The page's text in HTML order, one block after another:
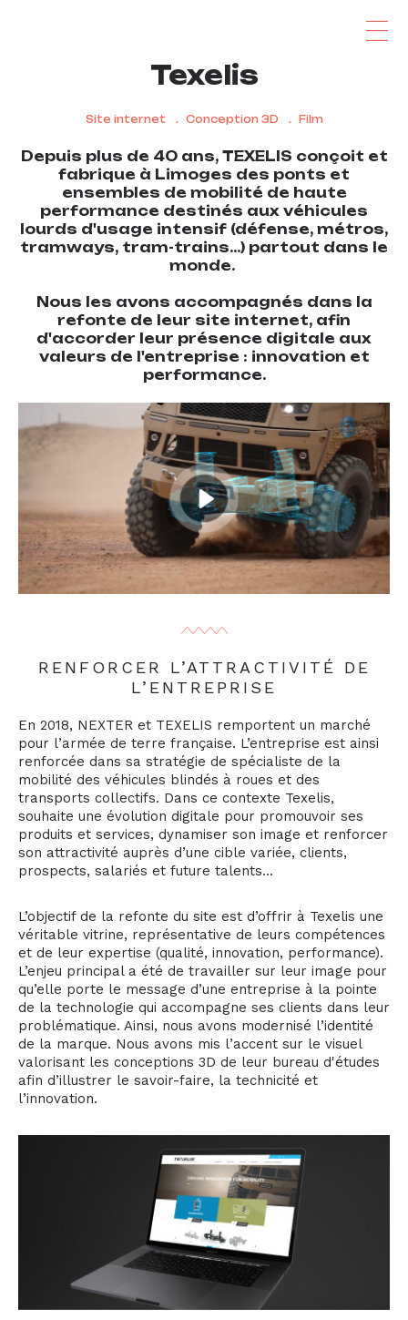
Texelis
Site internet Conception 3D Film
Depuis plus de 40 ans, TEXELIS conçoit et
fabrique à Limoges des ponts et
ensembles de mobilité de haute
performance destinés aux véhicules
lourds d'usage intensif (défense, métros,
tramways, tram-trains...) partout dans le
monde.
Nous les avons accompagnés dans la
refonte de leur site internet, afin
d'accorder leur présence digitale aux
valeurs de l'entreprise : innovation et
performance.
RENFORCER L’ATTRACTIVITÉ DE
L’ENTREPRISE
En 2018, NEXTER et TEXELIS remportent un marché
pour l’armée de terre française. L’entreprise est ainsi
renforcée dans sa stratégie de spécialiste de la
mobilité des véhicules blindés à roues et des
transports collectifs. Dans ce contexte Texelis,
souhaite une évolution digitale pour promouvoir ses
produits et services, dynamiser son image et renforcer
son attractivité auprès d’une cible variée, clients,
prospects, salariés et future talents...
L’objectif de la refonte du site est d’offrir à Texelis une
véritable vitrine, représentative de leurs compétences
et de leur expertise (qualité, innovation, performance).
L’enjeu principal a été de travailler sur leur image pour
qu’elle porte le message d’une entreprise à la pointe
de la technologie qui accompagne ses clients dans leur
problématique. Ainsi, nous avons modernisé l’identité
de la marque. Nous avons mis l’accent sur le visuel
valorisant les conceptions 3D de leur bureau d'études
afin d’illustrer le savoir-faire, la technicité et
l’innovation.